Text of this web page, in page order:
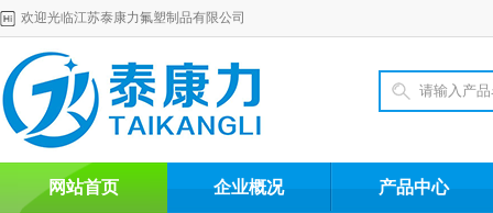
欢迎光临江苏泰康力氟塑制品有限公司
网站首页 企业概况 产品中心